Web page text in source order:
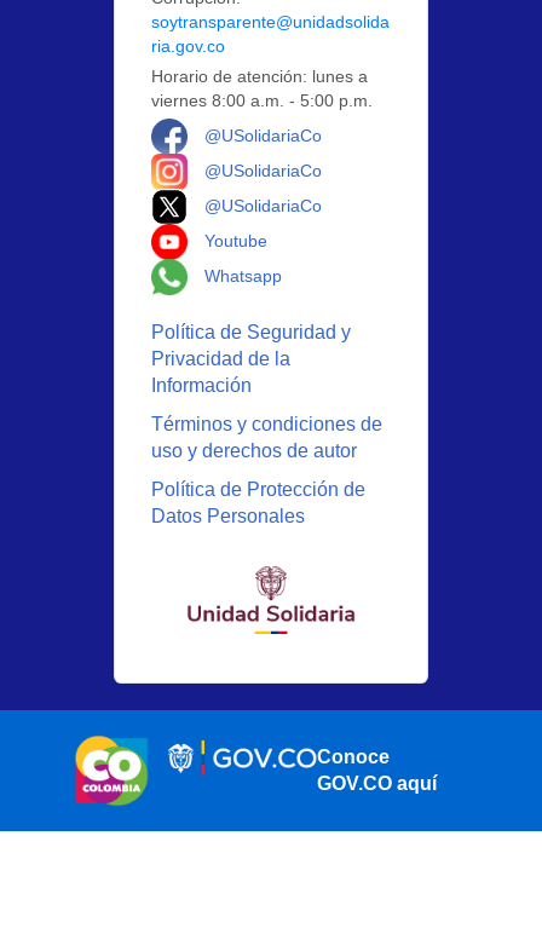
soytransparente@unidadsolida
ria.gov.co
Horario de atención: lunes a
viernes 8:00 a.m. - 5:00 p.m.
@USolidariaCo
@USolidariaCo
@USolidariaCo
Youtube
Whatsapp
Política de Seguridad y
Privacidad de la
Información
Términos y condiciones de
uso y derechos de autor
Política de Protección de
Datos Personales
Conoce
GOV.CO aquí